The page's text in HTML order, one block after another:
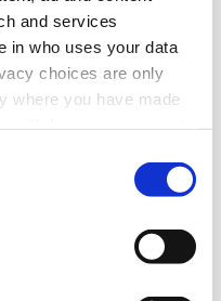
and services
in who uses your data
choices are only
where you have made
data is processed
Aspekta ökade
delar ut miljoner till